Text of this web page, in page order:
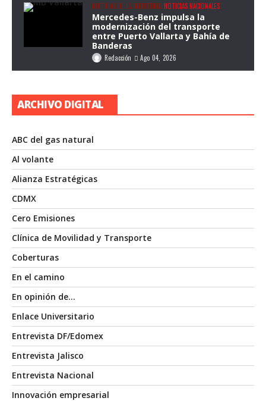
NOTICIAS DE LA INDUSTRIA NOTICIAS NACIONALES
Mercedes-Benz impulsa la
modernización del transporte
entre Puerto Vallarta y Bahía de
Banderas
Redacción Ago 04, 2026
ARCHIVO DIGITAL
ABC del gas natural
Al volante
Alianza Estratégicas
CDMX
Cero Emisiones
Clínica de Movilidad y Transporte
Coberturas
En el camino
En opinión de…
Enlace Universitario
Entrevista DF/Edomex
Entrevista Jalisco
Entrevista Nacional
Innovación empresarial